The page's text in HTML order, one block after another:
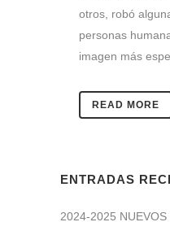
otros, robó
personas
imagen más
READ MORE
ENTRADAS
2024-2025